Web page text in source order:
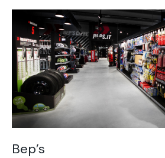
Bep’s